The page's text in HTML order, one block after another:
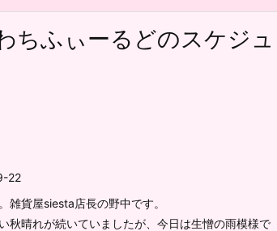
ちふぃーるどのスケジュ
22
雑貨屋siesta店長の野中です。
秋晴れが続いていましたが、今日は生憎の雨模様で